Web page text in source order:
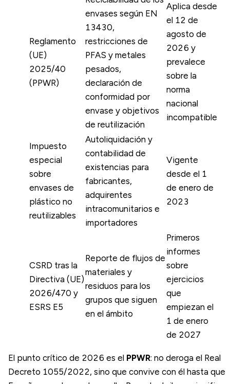
Reglamento
(UE)
2025/40
(PPWR)
envases según EN
13430,
restricciones de
PFAS y metales
pesados,
declaración de
conformidad por
envase y objetivos
de reutilización
Aplica desde
el 12 de
agosto de
2026 y
prevalece
sobre la
norma
nacional
incompatible
Impuesto
especial
sobre
envases de
plástico no
reutilizables
Autoliquidación y
contabilidad de
existencias para
fabricantes,
adquirentes
intracomunitarios e
importadores
Vigente
desde el 1
de enero de
2023
CSRD tras la
Directiva (UE)
2026/470 y
ESRS E5
Reporte de flujos de
materiales y
residuos para los
grupos que siguen
en el ámbito
Primeros
informes
sobre
ejercicios
que
empiezan el
1 de enero
de 2027
El punto crítico de 2026 es el PPWR: no deroga el Real
Decreto 1055/2022, sino que convive con él hasta que